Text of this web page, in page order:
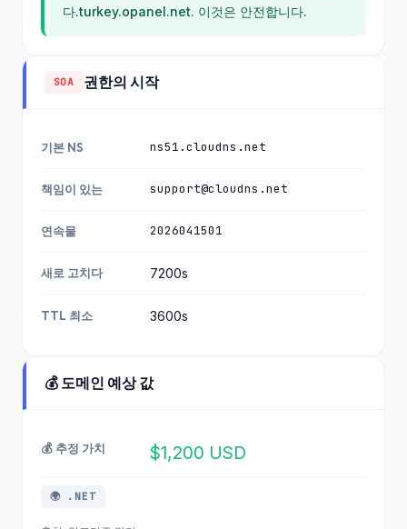
다.turkey.opanel.net. 이것은 안전합니다.
SOA 권한의 시작
기본 NS ns51.cloudns.net
책임이 있는 support@cloudns.net
연속물 2026041501
새로 고치다 7200s
TTL 최소 3600s
💰 도메인 예상 값
💰 추정 가치 $1,200 USD
🌍 .NET